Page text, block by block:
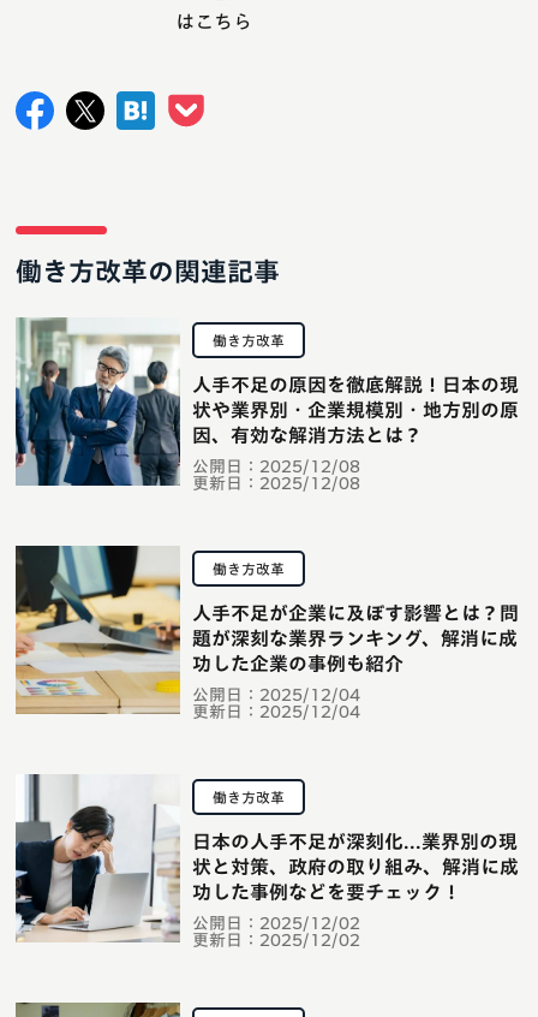
はこちら
働き方改革の関連記事
働き方改革
公開日： 2025/12/08
更新日： 2025/12/08
人手不足の原因を徹底解説！日本の現
状や業界別・企業規模別・地方別の原
因、有効な解消方法とは？
働き方改革
公開日： 2025/12/04
更新日： 2025/12/04
人手不足が企業に及ぼす影響とは？問
題が深刻な業界ランキング、解消に成
功した企業の事例も紹介
働き方改革
公開日： 2025/12/02
更新日： 2025/12/02
日本の人手不足が深刻化...業界別の現
状と対策、政府の取り組み、解消に成
功した事例などを要チェック！